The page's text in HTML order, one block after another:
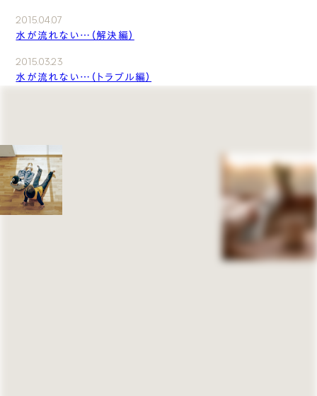
2015.04.07
水が流れない…（解決編）
2015.03.23
水が流れない…（トラブル編）